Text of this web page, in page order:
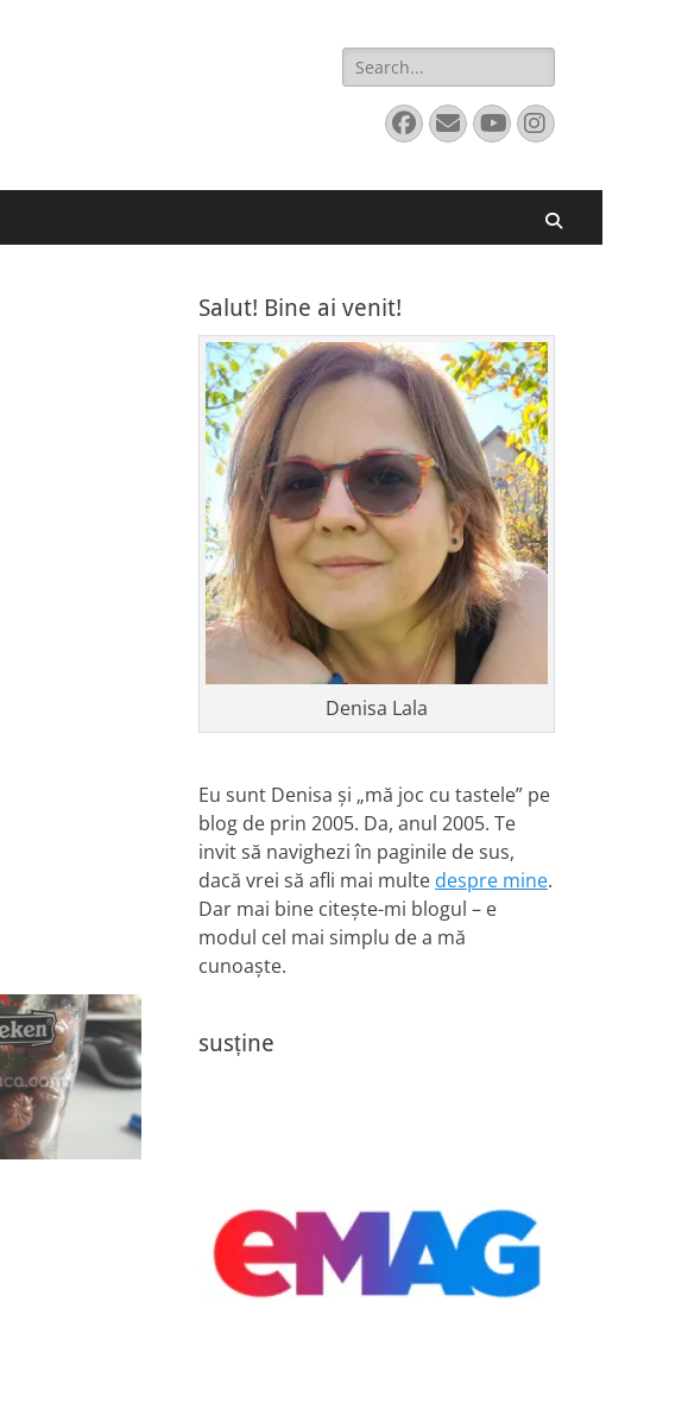
Search
for:
Facebook
EmailYouTube
Instagram
Salut! Bine ai venit!
Denisa Lala
Eu sunt Denisa și „mă joc cu tastele” pe
blog de prin 2005. Da, anul 2005. Te
invit să navighezi în paginile de sus,
dacă vrei să afli mai multe despre mine.
Dar mai bine citește-mi blogul – e
modul cel mai simplu de a mă
cunoaște.
susține